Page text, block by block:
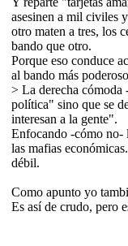
asesinen a mil civiles
otro maten a tres, los
bando que otro.
Porque eso conduce
al bando más
> La derecha cómoda
política" sino que se
interesan a la gente".
Enfocando -cómo no-
las mafias
débil.
Como apunto yo
Es así de crudo, pero